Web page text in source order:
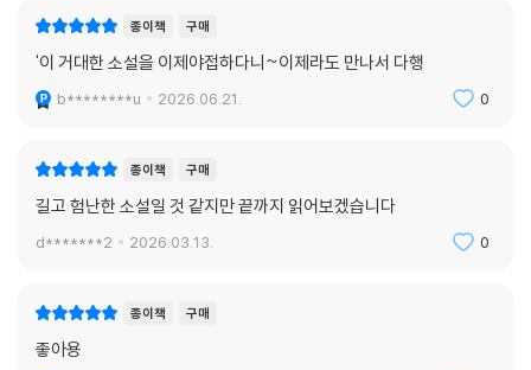
이로 죽기 전까지 미국에서 3,000부 남짓 팔리는 등 상업적으로도 실패한
(『미국의 소설』), 레이먼드 위버(『허먼 멜빌』 평전) 같은 문학가들이 그의
생애와 작품을 연구하고 재평가하면서 그 위대성을 논하는 평문이 쏟아지
상상력”이라고 평했으며, 루이스 멈포드는 “셰익스피어의 『햄릿』, 단테의
『신곡』과 같은 수준의 문학작품”이라고 상찬했다. 영국의 소설가 서머싯
몸은 『모비 딕』을 세계 10대 소설 가운데 하나로 꼽으며 문학적 위상을 높
이 세웠다. 소설의 첫 문장인 “내 이름을 이슈메일이라고 해두자”는 세계
노벨연구소가 선정한 세계 100대 문학작품의 하나이기도 한 『모비 딕』은
토머스 핀천, 코맥 매카시, 윌리엄 포크너, 버지니아 울프, 조이스 캐롤 오
종이책 구매
'이 거대한 소설을 이제야접하다니~이제라도 만나서 다행
b********u 2026.06.21. 0
종이책 구매
길고 험난한 소설일 것 같지만 끝까지 읽어보겠습니다
d*******2 2026.03.13. 0
종이책 구매
좋아용